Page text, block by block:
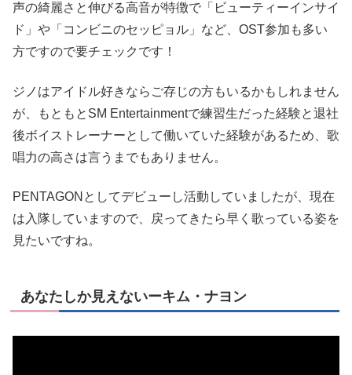
声の綺麗さと伸びる高音が特徴で「ビューティーインサイ
ド」や「コンビニのセッピョル」など、OST参加も多い
方ですので要チェックです！
ジノはアイドル好きならご存じの方もいるかもしれません
が、もともとSM Entertainmentで練習生だった経験と退社
後ボイストレーナーとして働いていた経験があるため、歌
唱力の高さは言うまでもありません。
PENTAGONとしてデビューし活動していましたが、現在
は入隊していますので、戻ってきたら早く歌っている姿を
見たいですね。
あなたしか見えないーキム・ナヨン